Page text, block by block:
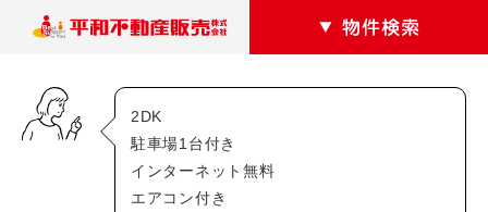
カテゴリー
2DK
駐車場1台付き
インターネット無料
エアコン付き